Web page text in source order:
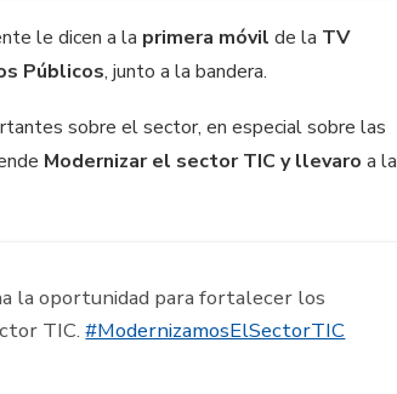
le dicen a la primera móvilde la TV
Públicos, junto a la bandera.
sobre el sector, en especial sobre las
Modernizar el sector TIC y llevaroa la
la oportunidad para fortalecer los
TIC.#ModernizamosElSectorTIC